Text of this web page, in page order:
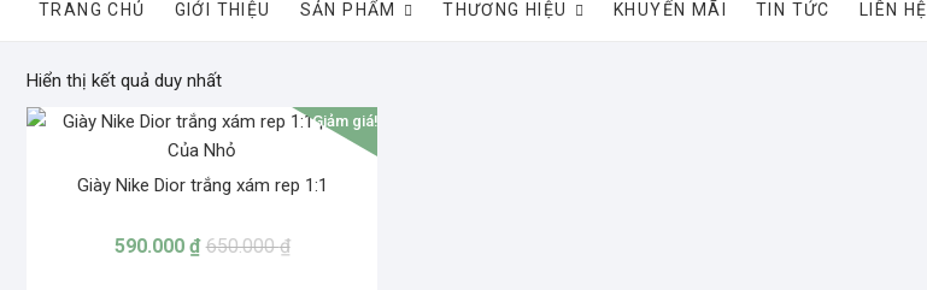
TRANG CHỦ GIỚI THIỆU SẢN PHẨM THƯƠNG HIỆU KHUYẾN MÃI TIN TỨC LIÊN HỆ
Hiển thị kết quả duy nhất
Giảm giá!
Giày Nike Dior trắng xám rep 1:1
650.000₫
590.000 ₫